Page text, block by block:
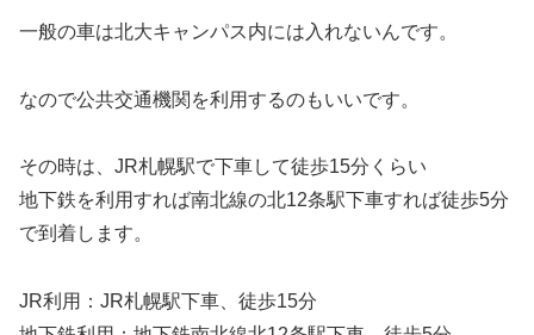
一般の車は北大キャンパス内には入れないんです。
なので公共交通機関を利用するのもいいです。
その時は、JR札幌駅で下車して徒歩15分くらい
地下鉄を利用すれば南北線の北12条駅下車すれば徒歩5分
で到着します。
JR利用：JR札幌駅下車、徒歩15分